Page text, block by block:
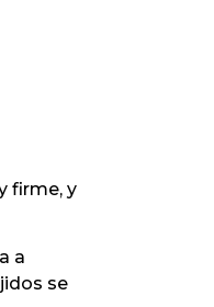
firme, y
a
se